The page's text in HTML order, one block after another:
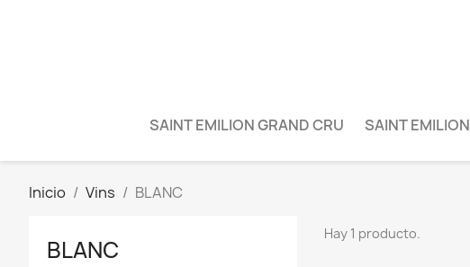
SAINT EMILION GRAND CRU SAINT EMILION
Inicio Vins BLANC
BLANC
Hay 1 producto.